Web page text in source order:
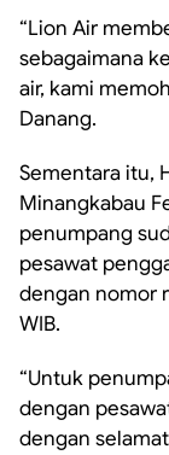
“Lion Air
sebagaimana
air, kami
Danang.
Sementara itu,
Minangkabau
penumpang
pesawat
dengan nomor
WIB.
“Untuk
dengan
dengan